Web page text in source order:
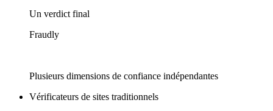
Un verdict final
Fraudly
Plusieurs dimensions de confiance indépendantes
Vérificateurs de sites traditionnels